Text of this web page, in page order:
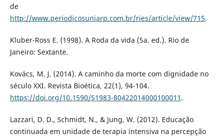
de
http://www.periodicosuniarp.com.br/ries/article/view/715.
Kluber-Ross E. (1998). A Roda da vida (5a. ed.). Rio de
Janeiro: Sextante.
Kovács, M. J. (2014). A caminho da morte com dignidade no
século XXI. Revista Bioética, 22(1), 94-104.
https://doi.org/10.1590/S1983-80422014000100011 .
Lazzari, D. D., Schmidt, N., & Jung, W. (2012). Educação
continuada em unidade de terapia intensiva na percepção